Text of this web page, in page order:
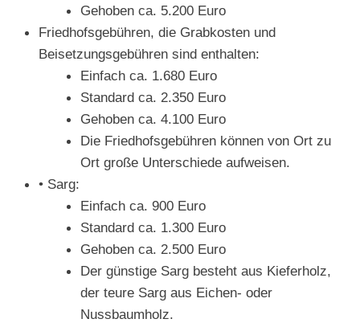
Gehoben ca. 5.200 Euro
Friedhofsgebühren, die Grabkosten und
Beisetzungsgebühren sind enthalten:
Einfach ca. 1.680 Euro
Standard ca. 2.350 Euro
Gehoben ca. 4.100 Euro
Die Friedhofsgebühren können von Ort zu
Ort große Unterschiede aufweisen.
• Sarg:
Einfach ca. 900 Euro
Standard ca. 1.300 Euro
Gehoben ca. 2.500 Euro
Der günstige Sarg besteht aus Kieferholz,
der teure Sarg aus Eichen- oder
Nussbaumholz.